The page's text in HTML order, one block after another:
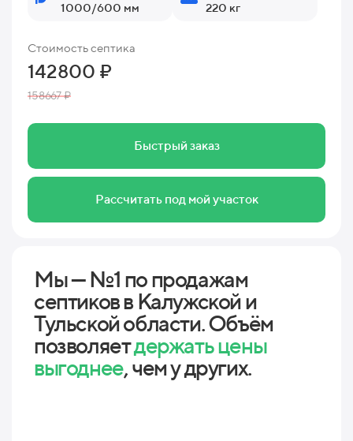
1000/600 мм 220 кг
Стоимость септика
142800 ₽
158667 ₽
Быстрый заказ
Рассчитать под мой участок
Мы — №1 по продажам
септиков в Калужской и
Тульской области. Объём
позволяетдержать цены
выгоднее, чем у других.